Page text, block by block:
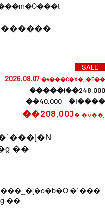
SALE
2026.08.07 �v���C�X�_�E��
�����i��248,000
��40,000 �l����
��208,000�i�ō��j
�`���
��